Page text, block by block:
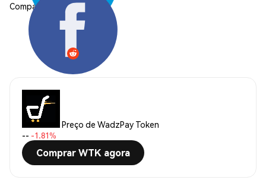
Compartilhar:
Preço de WadzPay Token
-- -1.81%
Comprar WTK agora